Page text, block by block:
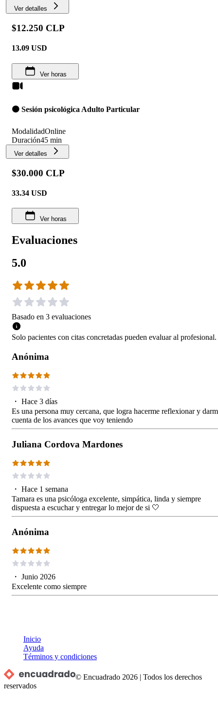
Ver detalles
$12.250 CLP
13.09 USD
Ver horas
🟠 Sesión psicológica Adulto Particular
ModalidadOnline
Duración45 min
Ver detalles
$30.000 CLP
33.34 USD
Ver horas
Evaluaciones
5.0
Basado en 3 evaluaciones
Solo pacientes con citas concretadas pueden evaluar al profesional.
Anónima
・ Hace 3 días
Es una persona muy cercana, que logra hacerme reflexionar y
cuenta de los avances que voy teniendo
Juliana Cordova Mardones
・ Hace 1 semana
Tamara es una psicóloga excelente, simpática, linda y siempre
dispuesta a escuchar y entregar lo mejor de si 🤍
Anónima
・ Junio 2026
Excelente como siempre
Inicio
Ayuda
Términos y condiciones
© Encuadrado 2026 |Todos los derechos
reservados